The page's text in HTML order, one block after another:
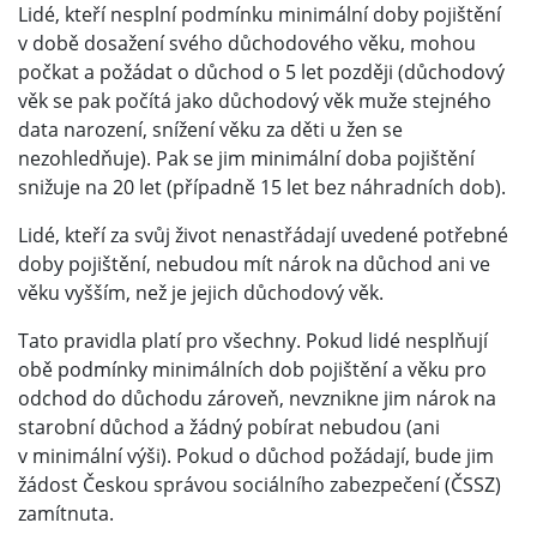
Lidé, kteří nesplní podmínku minimální doby pojištění
v době dosažení svého důchodového věku, mohou
počkat a požádat o důchod o 5 let později (důchodový
věk se pak počítá jako důchodový věk muže stejného
data narození, snížení věku za děti u žen se
nezohledňuje). Pak se jim minimální doba pojištění
snižuje na 20 let (případně 15 let bez náhradních dob).
Lidé, kteří za svůj život nenastřádají uvedené potřebné
doby pojištění, nebudou mít nárok na důchod ani ve
věku vyšším, než je jejich důchodový věk.
Tato pravidla platí pro všechny. Pokud lidé nesplňují
obě podmínky minimálních dob pojištění a věku pro
odchod do důchodu zároveň, nevznikne jim nárok na
starobní důchod a žádný pobírat nebudou (ani
v minimální výši). Pokud o důchod požádají, bude jim
žádost Českou správou sociálního zabezpečení (ČSSZ)
zamítnuta.